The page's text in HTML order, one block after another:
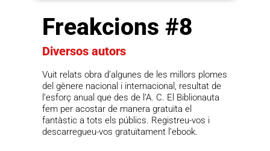
Freakcions #8
Diversos autors
Vuit relats obra d’algunes de les millors plomes
del gènere nacional i internacional, resultat de
l’esforç anual que des de l’A. C. El Biblionauta
fem per acostar de manera gratuïta el
fantàstic a tots els públics. Registreu-vos i
descarregueu-vos gratuïtament l’ebook.